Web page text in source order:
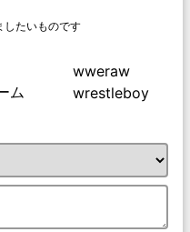
したいものです
wweraw
ム
wrestleboy